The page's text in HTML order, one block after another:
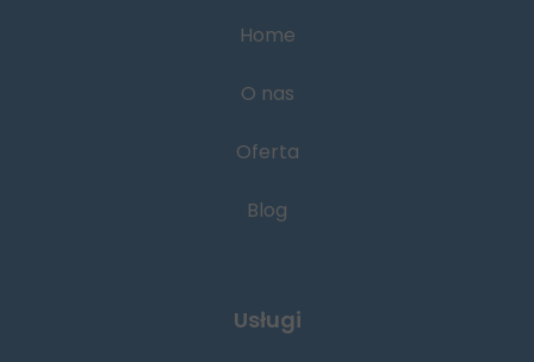
Home
O nas
Oferta
Blog
Usługi